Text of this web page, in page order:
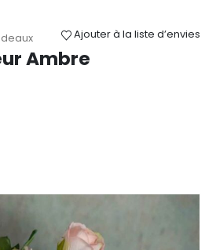
Ajouter à la liste d’envies
Ambre